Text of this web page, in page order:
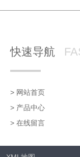
快速导航
> 网站首页
> 产品中心
> 在线留言